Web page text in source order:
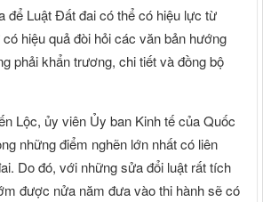
để Luật Đất đai có thể có hiệu lực từ
hiệu quả đòi hỏi các văn bản hướng
phải khẩn trương, chi tiết và đồng bộ
Lộc, ủy viên Ủy ban Kinh tế của Quốc
những điểm nghẽn lớn nhất có liên
Do đó, với những sửa đổi luật rất tích
được nửa năm đưa vào thi hành sẽ có